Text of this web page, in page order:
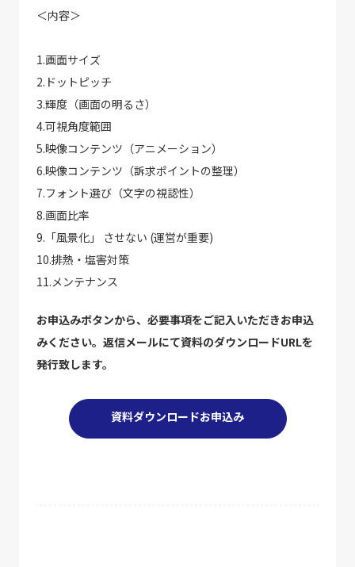
＜内容＞
1.画面サイズ
2.ドットピッチ
3.輝度（画面の明るさ）
4.可視角度範囲
5.映像コンテンツ（アニメーション）
6.映像コンテンツ（訴求ポイントの整理）
7.フォント選び（文字の視認性）
8.画面比率
9.「風景化」 させない (運営が重要)
10.排熱・塩害対策
11.メンテナンス
お申込みボタンから、必要事項をご記入いただきお申込
みください。返信メールにて資料のダウンロードURLを
発行致します。
資料ダウンロードお申込み